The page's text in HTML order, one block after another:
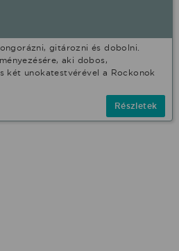
gitározni és dobolni.
aki dobos,
két unokatestvérével a Rockonok
Részletek